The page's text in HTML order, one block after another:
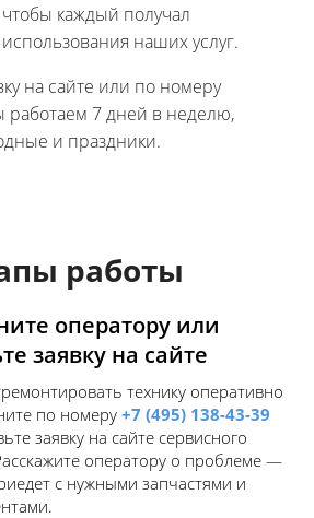
чтобы каждый получал
наших услуг.
на сайте или по номеру
7 дней в неделю,
и праздники.
работы
оператору или
заявку на сайте
технику оперативно
по номеру+7 (495) 138-43-39
заявку на сайте сервисного
оператору о проблеме —
с нужными запчастями и